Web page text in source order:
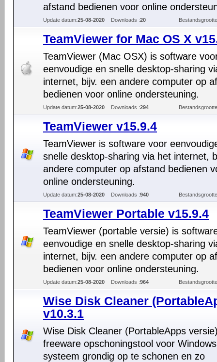
afstand bedienen voor online
Update datum:25-08-2020 Downloads :20
TeamViewer for Mac OS X
TeamViewer (Mac OSX) is software
eenvoudige en snelle desktop-sharing
internet, bijv. een andere computer op
bedienen voor online ondersteuning.
Update datum:25-08-2020 Downloads :294
TeamViewer v15.9.4
TeamViewer is software voor
snelle desktop-sharing via het internet,
andere computer op afstand bedienen
online ondersteuning.
Update datum:25-08-2020 Downloads :940
TeamViewer Portable v15.9.4
TeamViewer (portable versie) is
eenvoudige en snelle desktop-sharing
internet, bijv. een andere computer op
bedienen voor online ondersteuning.
Update datum:25-08-2020 Downloads :964
Wise Disk Cleaner
v10.3.1
Wise Disk Cleaner (PortableApps
freeware opschoningstool voor
systeem grondig op te schonen en zo